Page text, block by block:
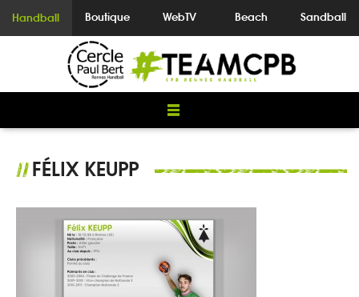
Handball Boutique WebTV Beach Sandball
//FÉLIX KEUPP